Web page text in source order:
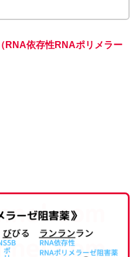
（RNA依存性RNAポリメラー